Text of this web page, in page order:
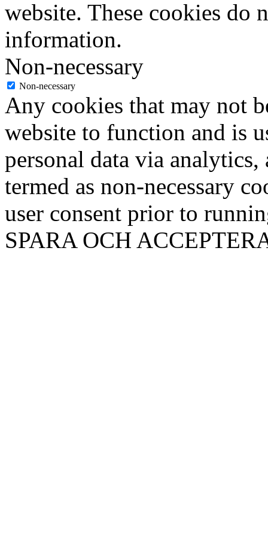
website. These cookies do
information.
Non-necessary
Non-necessary
Any cookies that may not
website to function and is
personal data via analytics,
termed as non-necessary
user consent prior to
SPARA OCH